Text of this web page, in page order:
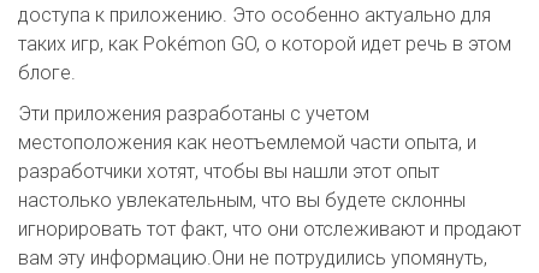
доступа к приложению. Это особенно актуально для
таких игр, как Pokémon GO, о которой идет речь в этом
блоге.
Эти приложения разработаны с учетом
местоположения как неотъемлемой части опыта, и
разработчики хотят, чтобы вы нашли этот опыт
настолько увлекательным, что вы будете склонны
игнорировать тот факт, что они отслеживают и продают
вам эту информацию.Они не потрудились упомянуть,